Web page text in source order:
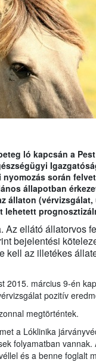
ló kapcsán a
során
állapotban
állaton (vérvizsgálat,
lehetett
Az ellátó állatorvos
bejelentési
kell az illetékes
2015. március 9-én
pozitív
megtörténtek.
a Lóklinika
folyamatban vannak.
és a benne foglalt